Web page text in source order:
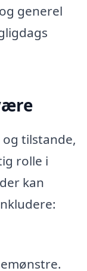
generel
tilstande,
rolle i
kan